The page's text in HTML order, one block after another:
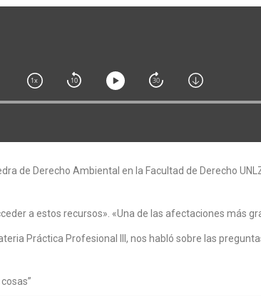
de Derecho Ambiental en la Facultad de Derecho
a estos recursos». «Una de las afectaciones más
Práctica Profesional III, nos habló sobre las